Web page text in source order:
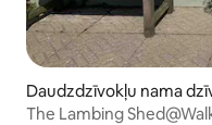
Daudzdzīvokļu nama
ast and Glens
The Lambing